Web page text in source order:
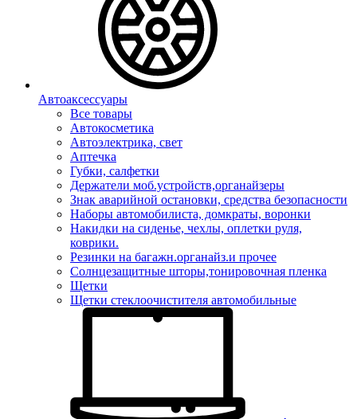
Автоаксессуары
Все товары
Автокосметика
Автоэлектрика, свет
Аптечка
Губки, салфетки
Держатели моб.устройств,органайзеры
Знак аварийной остановки, средства безопасности
Наборы автомобилиста, домкраты, воронки
Накидки на сиденье, чехлы, оплетки руля,
коврики.
Резинки на багажн.органайз.и прочее
Солнцезащитные шторы,тонировочная пленка
Щетки
Щетки стеклоочистителя автомобильные